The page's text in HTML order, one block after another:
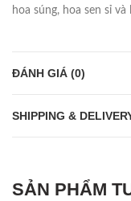
hoa súng, hoa sen sỉ và
ĐÁNH GIÁ (0)
SHIPPING &
SẢN PHẨM